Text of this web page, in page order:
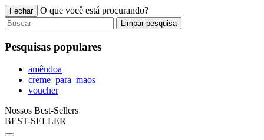
Fechar O que você está procurando?
Limpar pesquisa
Pesquisas populares
amêndoa
creme_para_maos
voucher
Nossos Best-Sellers
BEST-SELLER